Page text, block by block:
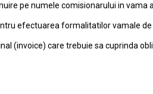
pe numele comisionarului in vama
efectuarea formalitatilor vamale
(invoice) care trebuie sa cuprinda